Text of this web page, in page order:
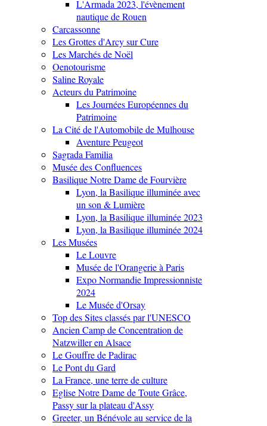
L'Armada 2023, l'évènement
nautique de Rouen
Carcassonne
Les Grottes d'Arcy sur Cure
Les Marchés de Noël
Oenotourisme
Saline Royale
Acteurs du Patrimoine
Les Journées Européennes du
Patrimoine
La Cité de l'Automobile de Mulhouse
Aventure Peugeot
Sagrada Familia
Musée des Confluences
Basilique Notre Dame de Fourvière
Lyon, la Basilique illuminée avec
un son & Lumière
Lyon, la Basilique illuminée 2023
Lyon, la Basilique illuminée 2024
Les Musées
Le Louvre
Musée de l'Orangerie à Paris
Expo Normandie Impressionniste
2024
Le Musée d'Orsay
Top des Sites classés par l'UNESCO
Ancien Camp de Concentration de
Natzwiller en Alsace
Le Gouffre de Padirac
Le Pont du Gard
La France, une terre de culture
Eglise Notre Dame de Toute Grâce,
Passy sur la plateau d'Assy
Greeter, un Bénévole au service de la